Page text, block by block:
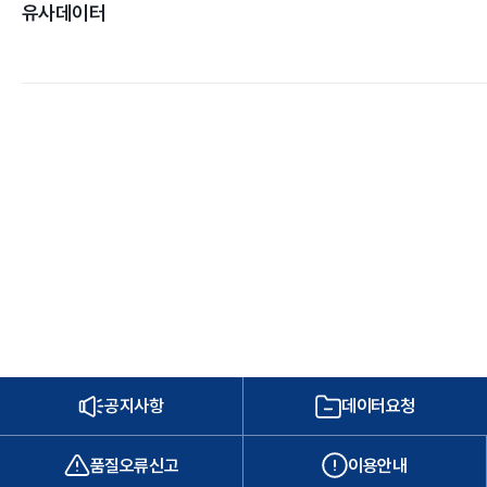
유사데이터
공지사항 데이터요청
품질오류신고 이용안내